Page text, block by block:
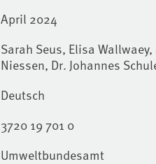
April 2024
Sarah Seus, Elisa
Niessen, Dr. Johannes
Deutsch
3720 19 701 0
Umweltbundesamt